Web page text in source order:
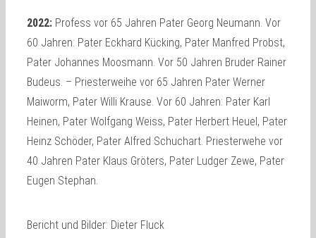
2022: Profess vor 65 Jahren Pater Georg Neumann. Vor
60 Jahren: Pater Eckhard Kücking, Pater Manfred Probst,
Pater Johannes Moosmann. Vor 50 Jahren Bruder Rainer
Budeus. – Priesterweihe vor 65 Jahren Pater Werner
Maiworm, Pater Willi Krause. Vor 60 Jahren: Pater Karl
Heinen, Pater Wolfgang Weiss, Pater Herbert Heuel, Pater
Heinz Schöder, Pater Alfred Schuchart. Priesterwehe vor
40 Jahren Pater Klaus Gröters, Pater Ludger Zewe, Pater
Eugen Stephan.
Bericht und Bilder: Dieter Fluck